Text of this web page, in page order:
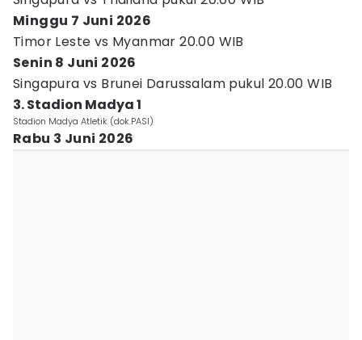
Minggu 7 Juni 2026
Timor Leste vs Myanmar 20.00 WIB
Senin 8 Juni 2026
Singapura vs Brunei Darussalam pukul 20.00 WIB
3. Stadion Madya 1
Stadion Madya Atletik (dok.PASI)
Rabu 3 Juni 2026